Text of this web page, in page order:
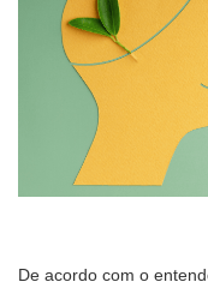
De acordo com o